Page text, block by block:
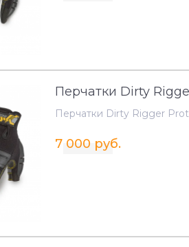
Перчатки Dirty
Перчатки Dirty Rigger
7 000 руб.